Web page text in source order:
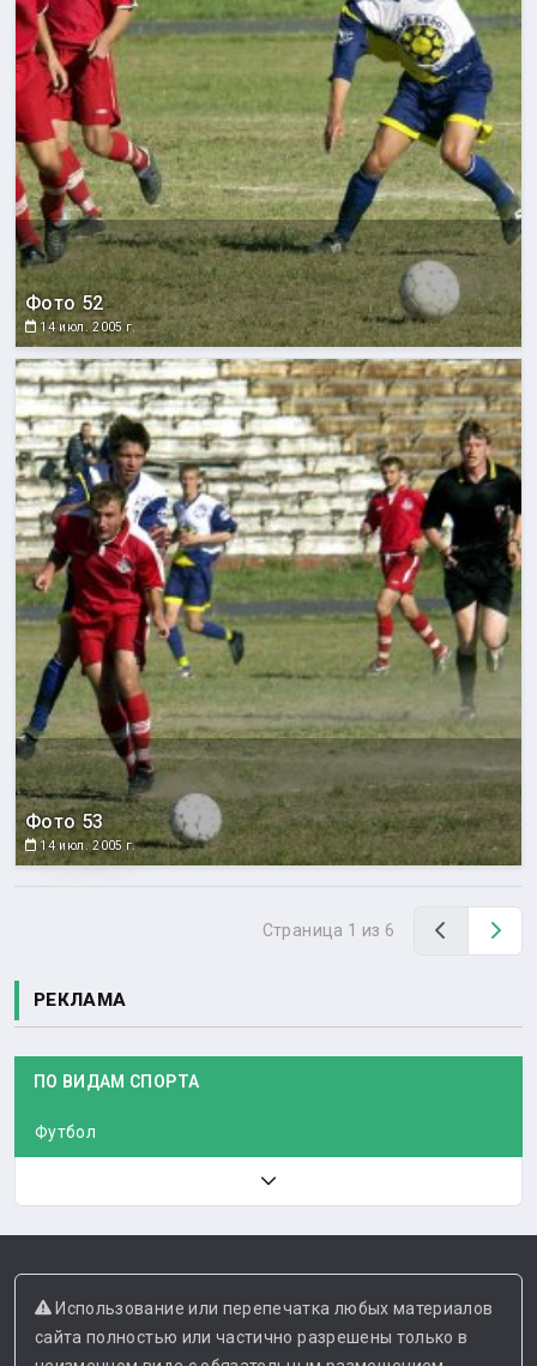
Фото 52
14 июл. 2005 г.
Фото 53
14 июл. 2005 г.
Страница 1 из 6 Назад
РЕКЛАМА
ПО ВИДАМ СПОРТА
Футбол
Использование или перепечатка любых материалов
сайта полностью или частично разрешены только в